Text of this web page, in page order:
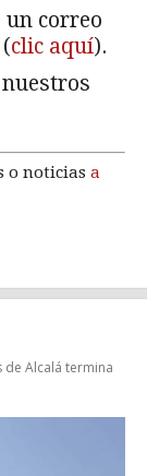
un correo
clic aquí).
o noticias a